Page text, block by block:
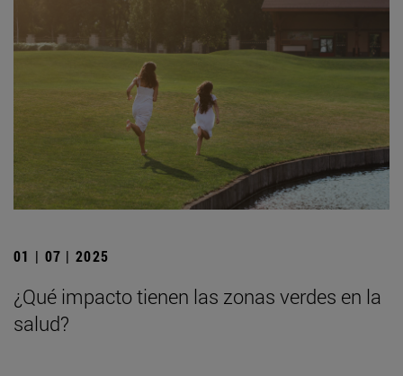
01 | 07 | 2025
¿Qué impacto tienen las zonas verdes en la
salud?